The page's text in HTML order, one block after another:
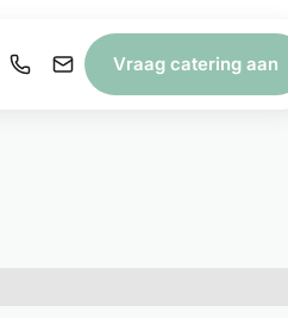
Vraag catering aan